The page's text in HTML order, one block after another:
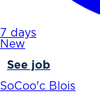
7 days
New
See job
SoCoo'c Blois